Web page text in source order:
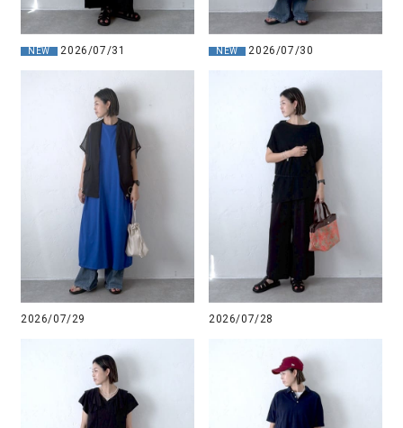
NEW 2026/07/31 NEW 2026/07/30
2026/07/29 2026/07/28